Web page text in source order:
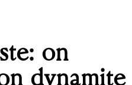
on
dynamite